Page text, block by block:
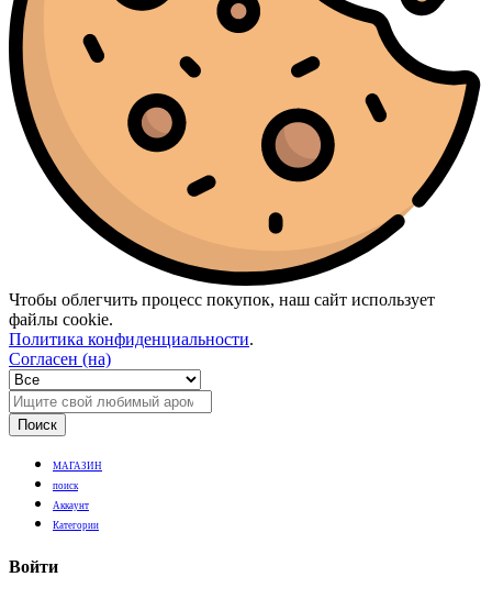
Чтобы облегчить процесс покупок, наш сайт использует
файлы cookie.
Политика конфиденциальности.
Согласен (на)
Поиск
МАГАЗИН
поиск
Аккаунт
Категории
Войти